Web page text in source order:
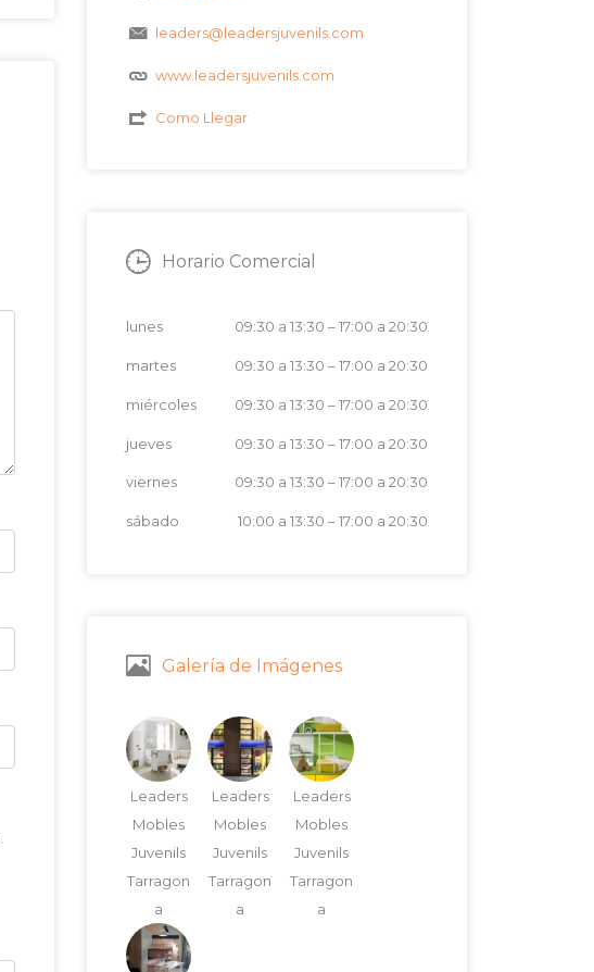
leaders@leadersjuvenils.com
www.leadersjuvenils.com
Como Llegar
Horario Comercial
lunes 09:30 a 13:30 –17:00 a 20:30
martes 09:30 a 13:30 –17:00 a 20:30
miércoles 09:30 a 13:30 –17:00 a 20:30
jueves 09:30 a 13:30 –17:00 a 20:30
viernes 09:30 a 13:30 –17:00 a 20:30
sábado 10:00 a 13:30 –17:00 a 20:30
Galería de Imágenes
Leaders
Mobles
Juvenils
Tarragon
a
Leaders
Mobles
Juvenils
Tarragon
a
Leaders
Mobles
Juvenils
Tarragon
a